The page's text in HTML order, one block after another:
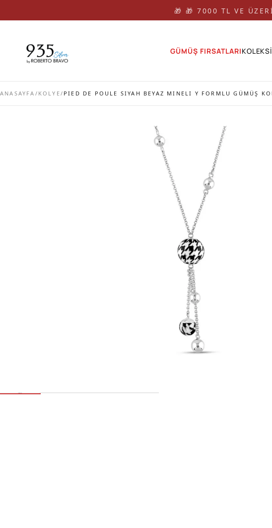
🎁 🎁 7000 TL VE
GÜMÜŞ FIRSATLARI
ANASAYFA / KOLYE/ PIED DE POULE SIYAH BEYAZ MINELI Y FORMLU GÜMÜŞ